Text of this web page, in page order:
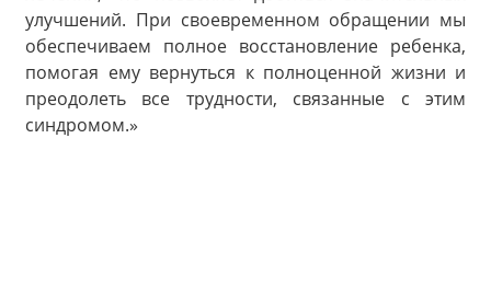
улучшений. При своевременном обращении мы
обеспечиваем полное восстановление ребенка,
помогая ему вернуться к полноценной жизни и
преодолеть все трудности, связанные с этим
синдромом.»